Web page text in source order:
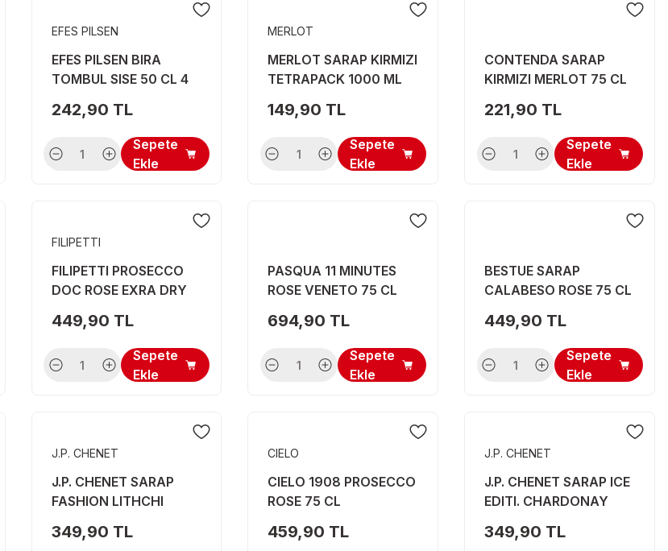
EFES PILSEN
EFES PILSEN BIRA
TOMBUL SISE 50 CL 4
242,90 TL
Sepete
Ekle
MERLOT
MERLOT SARAP KIRMIZI
TETRAPACK 1000 ML
149,90 TL
Sepete
Ekle
CONTENDA SARAP
KIRMIZI MERLOT 75 CL
221,90 TL
Sepete
Ekle
FILIPETTI
FILIPETTI PROSECCO
DOC ROSE EXRA DRY
449,90 TL
Sepete
Ekle
PASQUA 11 MINUTES
ROSE VENETO 75 CL
694,90 TL
Sepete
Ekle
BESTUE SARAP
CALABESO ROSE 75 CL
449,90 TL
Sepete
Ekle
J.P. CHENET
J.P. CHENET SARAP
FASHION LITHCHI
349,90 TL
CIELO
CIELO 1908 PROSECCO
ROSE 75 CL
459,90 TL
J.P. CHENET
J.P. CHENET SARAP ICE
EDITI. CHARDONAY
349,90 TL